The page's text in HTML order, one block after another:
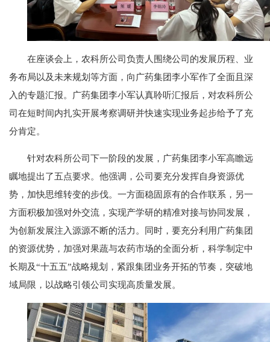
在座谈会上，农科所公司负责人围绕公司的发展历程、业
务布局以及未来规划等方面，向广药集团李小军作了全面且深
入的专题汇报。广药集团李小军认真聆听汇报后，对农科所公
司在短时间内扎实开展考察调研并快速实现业务起步给予了充
分肯定。
针对农科所公司下一阶段的发展，广药集团李小军高瞻远
瞩地提出了五点要求。他强调，公司要充分发挥自身资源优
势，加快思维转变的步伐。一方面稳固原有的合作联系，另一
方面积极加强对外交流，实现产学研的精准对接与协同发展，
为创新发展注入源源不断的活力。同时，要充分利用广药集团
的资源优势，加强对果蔬与农药市场的全面分析，科学制定中
长期及“十五五”战略规划，紧跟集团业务开拓的节奏，突破地
域局限，以战略引领公司实现高质量发展。